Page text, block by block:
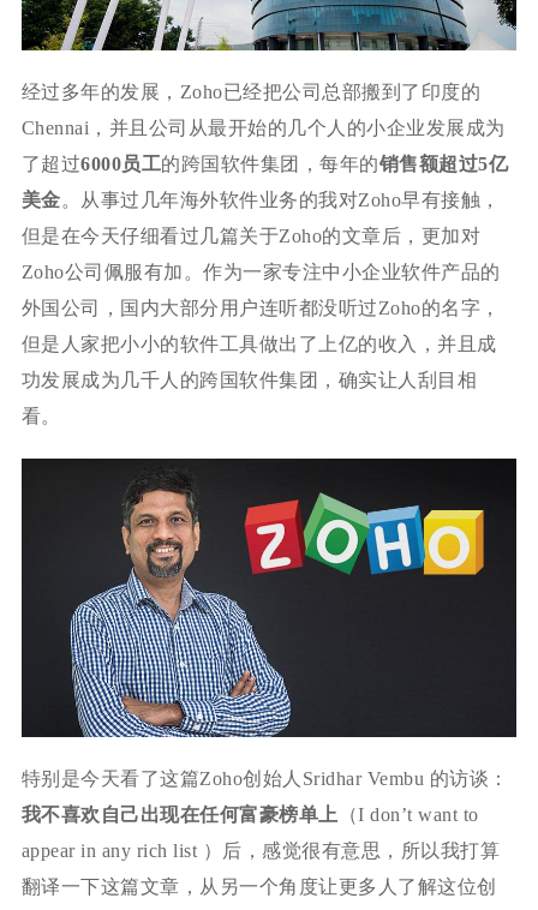
经过多年的发展，Zoho已经把公司总部搬到了印度的
Chennai，并且公司从最开始的几个人的小企业发展成为
了超过6000员工的跨国软件集团，每年的销售额超过5亿
美金。从事过几年海外软件业务的我对Zoho早有接触，
但是在今天仔细看过几篇关于Zoho的文章后，更加对
Zoho公司佩服有加。作为一家专注中小企业软件产品的
外国公司，国内大部分用户连听都没听过Zoho的名字，
但是人家把小小的软件工具做出了上亿的收入，并且成
功发展成为几千人的跨国软件集团，确实让人刮目相
看。
特别是今天看了这篇Zoho创始人Sridhar Vembu 的访谈：
我不喜欢自己出现在任何富豪榜单上
（I don’t want to
appear in any rich list ）后，感觉很有意思，所以我打算
翻译一下这篇文章，从另一个角度让更多人了解这位创